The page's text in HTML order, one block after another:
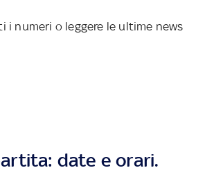
i numeri o leggere le ultime news
date e orari.